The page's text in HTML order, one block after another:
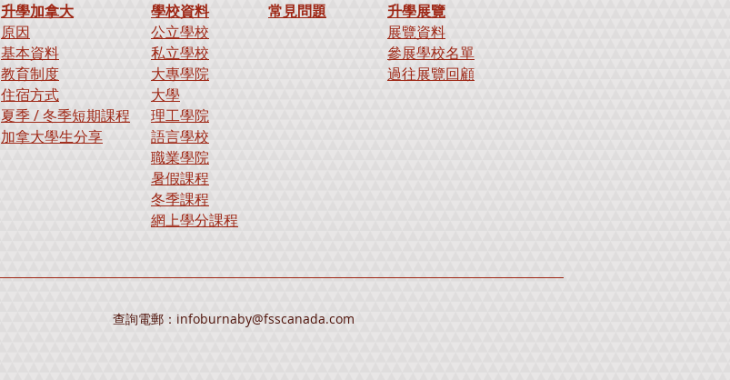
升學加拿大
原因
基本資料
教育制度
住宿方式
夏季 / 冬季短期課程
加拿大學生分享
學校資料
公立學校
私立學校
大專學院
大學
理工學院
語言學校
職業學院
暑假課程
冬季課程
​網上學分課程​
​常見問題
升學展覽
展覽資料
參展學校名單
過往展覽回顧
查詢電郵： infoburnaby@fsscanada.com